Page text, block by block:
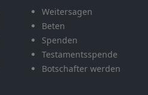
Weitersagen
Beten
Spenden
Testamentsspende
Botschafter werden